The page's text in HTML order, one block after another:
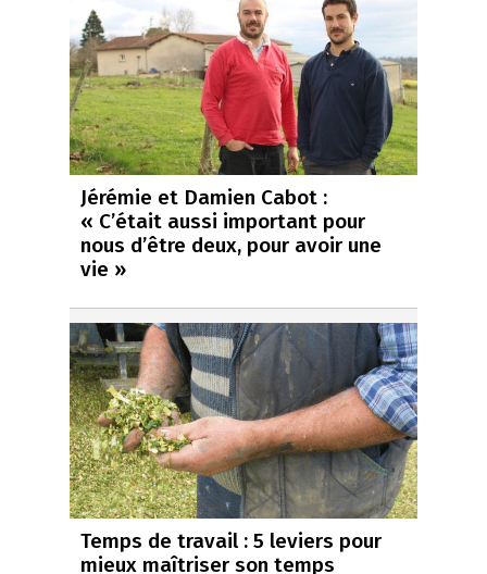
Jérémie et Damien Cabot :
« C’était aussi important pour
nous d’être deux, pour avoir une
vie »
Temps de travail : 5 leviers pour
mieux maîtriser son temps